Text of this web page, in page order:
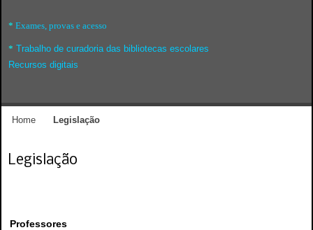
* Exames, provas e acesso
* Trabalho de curadoria das bibliotecas escolares
Recursos digitais
Home Legislação
Legislação
Professores